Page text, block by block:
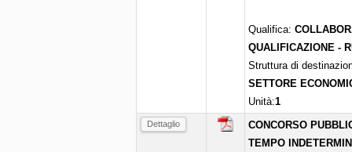
Qualifica:
QUALIFICAZIONE -
Struttura di
SETTORE
Unità:1
Dettaglio
CONCORSO
TEMPO